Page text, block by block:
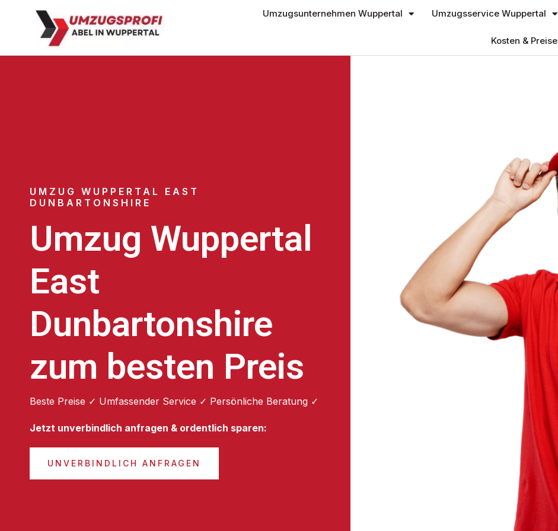
Umzugsunternehmen Wuppertal Umzugsservice Wuppertal
Kosten & Preise
UMZUG WUPPERTAL EAST
DUNBARTONSHIRE
Umzug Wuppertal
East
Dunbartonshire
zum besten Preis
Beste Preise ✓ Umfassender Service ✓ Persönliche Beratung ✓
Jetzt unverbindlich anfragen & ordentlich sparen:
UNVERBINDLICH ANFRAGEN